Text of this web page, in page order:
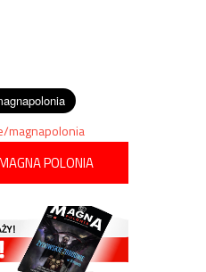
magnapolonia
POLONIA